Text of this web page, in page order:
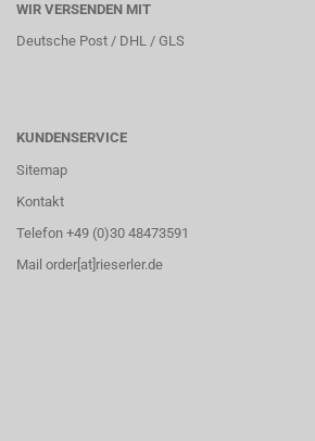
WIR VERSENDEN MIT
Deutsche Post / DHL / GLS
KUNDENSERVICE
Sitemap
Kontakt
Telefon +49 (0)30 48473591
Mail order[at]rieserler.de